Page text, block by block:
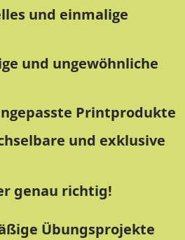
und einmalige
und ungewöhnliche
Printprodukte
und exklusive
genau richtig!
Übungsprojekte